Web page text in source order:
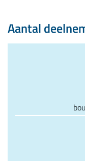
Aantal